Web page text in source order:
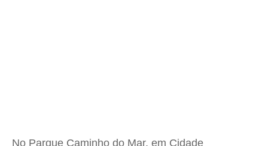
No Parque Caminho do Mar, em Cidade